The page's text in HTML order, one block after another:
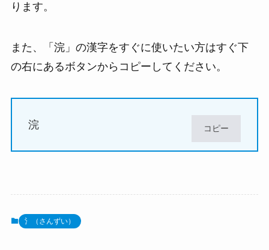
ります。
また、「浣」の漢字をすぐに使いたい方はすぐ下
の右にあるボタンからコピーしてください。
浣 コピー
氵（さんずい）